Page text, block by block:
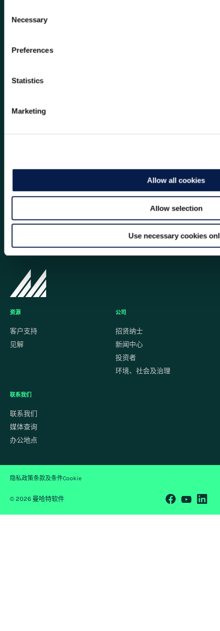
Selection
Necessary
Preferences
Statistics
Marketing
Allow all cookies
Allow selection
Use necessary cookies
务和活动信息。
资源
客户支持
见解
公司
招贤纳士
新闻中心
投资者
环境、社会及治理
联系我们
联系我们
媒体查询
办公地点
© 2026 曼哈特软件
隐私政策条款及条件Cookie